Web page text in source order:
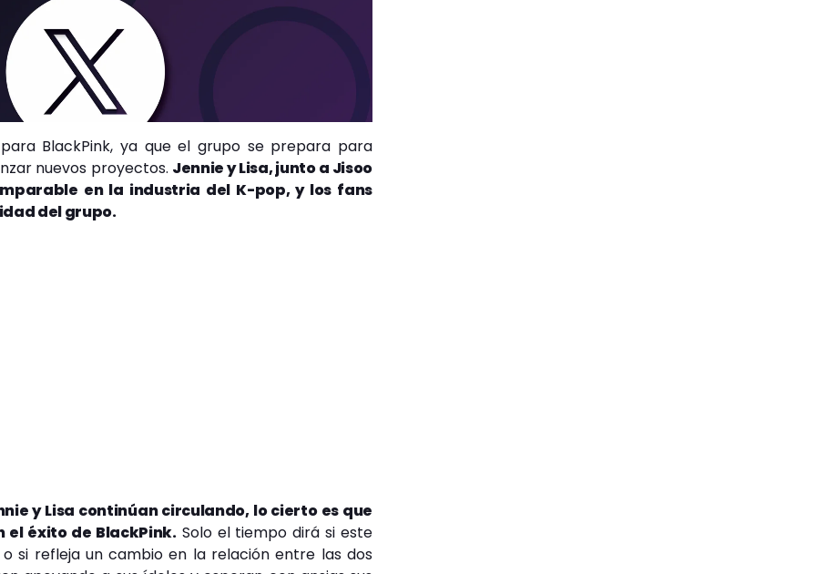
BlackPink, ya que el grupo se prepara para
nuevos proyectos. Jennie y Lisa, junto a Jisoo
en la industria del K-pop, y los fans
del grupo.
y Lisa continúan circulando, lo cierto es que
éxito de BlackPink.Solo el tiempo dirá si este
si refleja un cambio en la relación entre las dos